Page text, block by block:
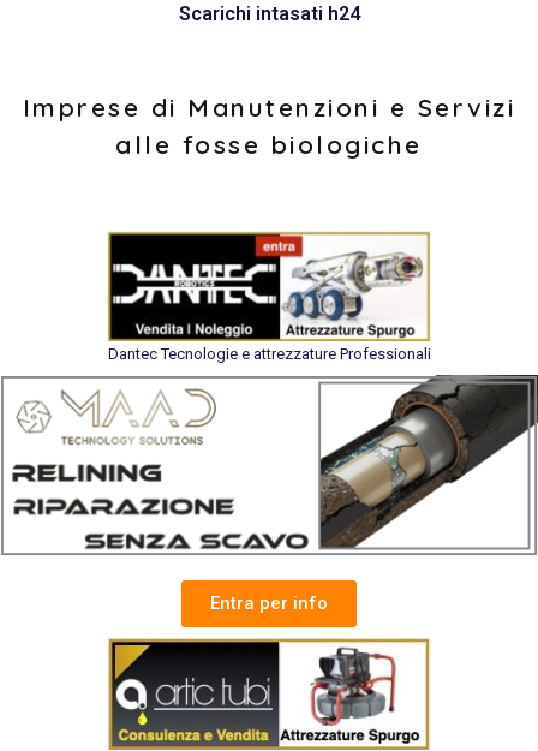
Scarichi intasati h24
Imprese di Manutenzioni e Servizi
alle fosse biologiche
Dantec Tecnologie e attrezzature Professionali
Entra per info